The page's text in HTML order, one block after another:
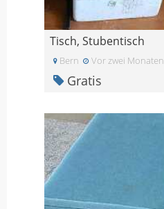
Tisch, Stubentisch
Bern Vor zwei Monaten
Gratis